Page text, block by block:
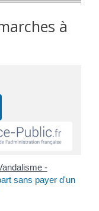
à
-
sans payer d'un